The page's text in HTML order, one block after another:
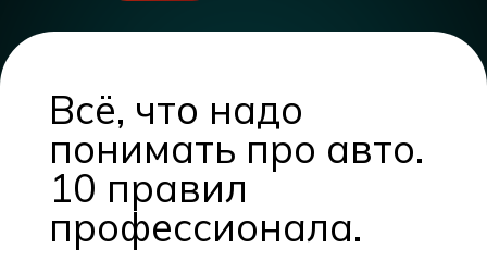
Всё, что надо
понимать про авто.
10 правил
профессионала.